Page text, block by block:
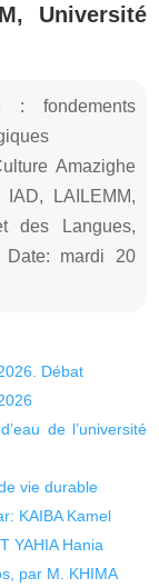
Université
: fondements
Amazighe
LAILEMM,
des Langues,
Date: mardi 20
Débat
de l’université
vie durable
KAIBA Kamel
YAHIA Hania
par M. KHIMA